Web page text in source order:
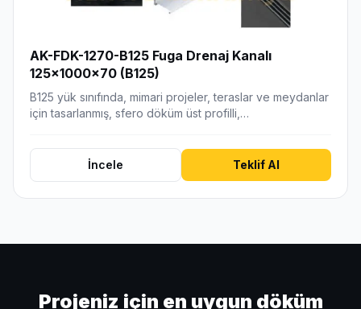
AK-FDK-1270-B125 Fuga Drenaj Kanalı
125x1000x70 (B125)
B125 yük sınıfında, mimari projeler, teraslar ve meydanlar
için tasarlanmış, sfero döküm üst profilli,…
İncele Teklif Al
Projeniz için en uygun döküm